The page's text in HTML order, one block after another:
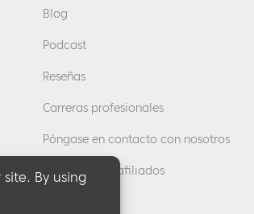
Blog
Podcast
Reseñas
Carreras profesionales
Póngase en contacto con nosotros
Programa de afiliados